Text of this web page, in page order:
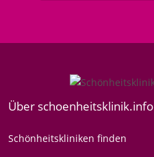
Über schoenheitsklinik.info
Schönheitskliniken finden